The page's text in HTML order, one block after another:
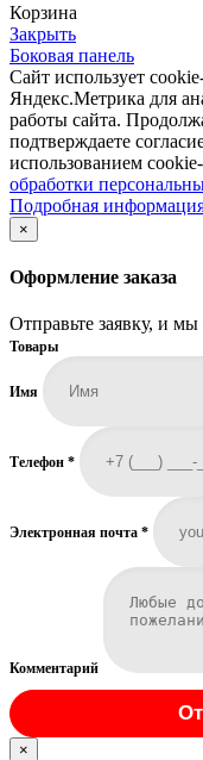
Корзина
Закрыть
Боковая панель
Сайт использует
Яндекс.Метрика для
работы сайта.
подтверждаете
использованием
обработки
Подробная
×
Оформление заказа
Отправьте заявку, и
Товары
Имя
Телефон *
Электронная почта *
Комментарий
×